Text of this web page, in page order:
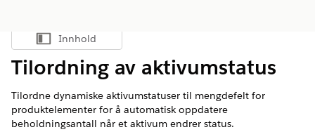
Vis innholdsfortegnelse
Innhold
Tilordning av aktivumstatus
Tilordne dynamiske aktivumstatuser til mengdefelt for
produktelementer for å automatisk oppdatere
beholdningsantall når et aktivum endrer status.